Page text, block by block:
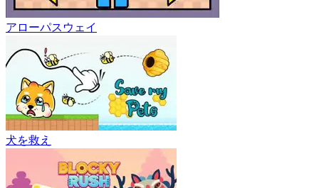
アローパスウェイ
犬を救え